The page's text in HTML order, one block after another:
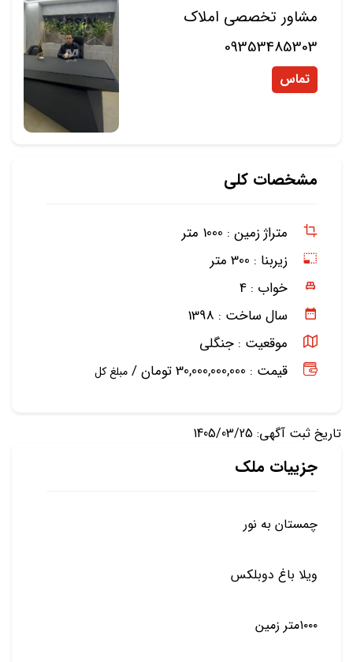
مشاور تخصصی املاک
09353485303
تماس
مشخصات کلی
متراژ زمین : 1000 متر
زیربنا : 300 متر
خواب : 4
سال ساخت : 1398
موقعیت : جنگلی
قیمت : 30,000,000,000 تومان /
مبلغ کل
تاریخ ثبت آگهی: 1405/03/25
جزییات ملک
چمستان به نور
ویلا باغ دوبلکس
۱۰۰۰متر زمین